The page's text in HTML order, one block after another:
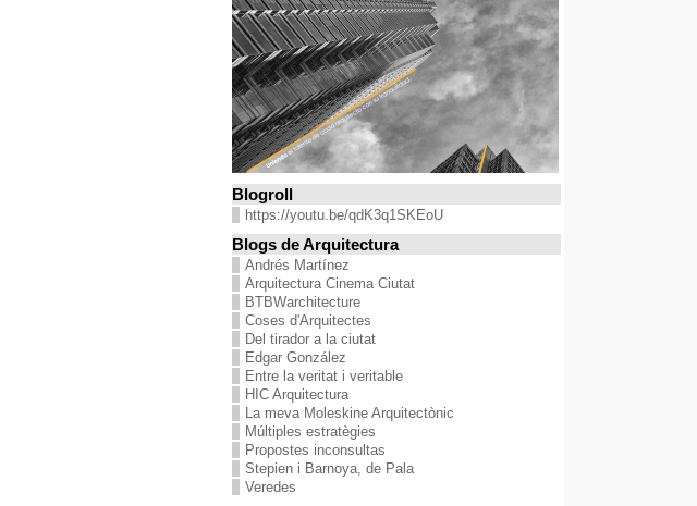
Blogroll
https://youtu.be/qdK3q1SKEoU
Blogs de Arquitectura
Andrés Martínez
Arquitectura Cinema Ciutat
BTBWarchitecture
Coses d'Arquitectes
Del tirador a la ciutat
Edgar González
Entre la veritat i veritable
HIC Arquitectura
La meva Moleskine Arquitectònic
Múltiples estratègies
Propostes inconsultas
Stepien i Barnoya, de Pala
Veredes